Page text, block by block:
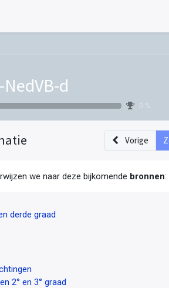
d
0 %
Vorige
we naar deze bijkomende bronnen:
derde graad
2° en 3° graad